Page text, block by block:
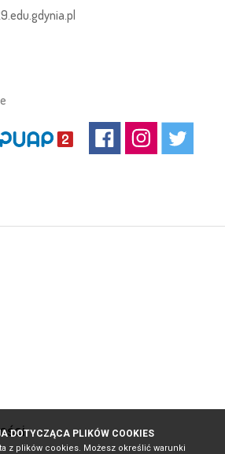
DOTYCZĄCA PLIKÓW COOKIES
z plików cookies. Możesz określić warunki